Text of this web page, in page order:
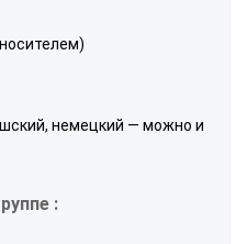
немецкий — можно и
: